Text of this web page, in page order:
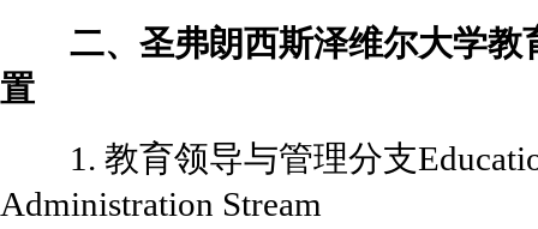
二、圣弗朗西斯泽维尔大学教
置
1. 教育领导与管理分支
Administration Stream